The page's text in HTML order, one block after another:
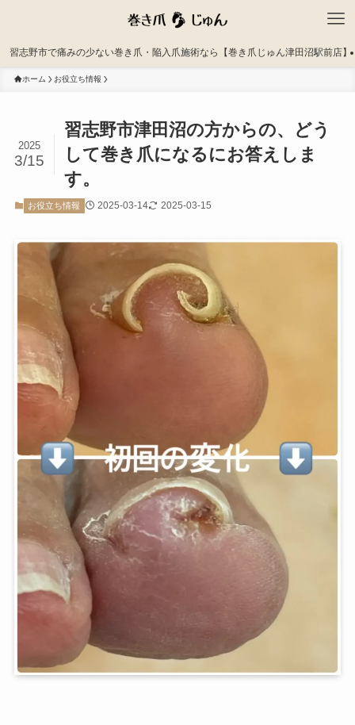
習志野市で痛みの少ない巻き爪・陥入爪施術なら【巻き爪じゅん津田沼駅前店】
ホーム お役立ち情報
習志野市津田沼の方からの、どう
して巻き爪になるにお答えしま
す。
2025
3/15
お役立ち情報 2025-03-14 2025-03-15